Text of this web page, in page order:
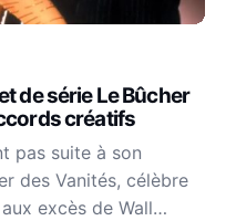
de série Le Bûcher
créatifs
pas suite à son
des Vanités, célèbre
excès de Wall…